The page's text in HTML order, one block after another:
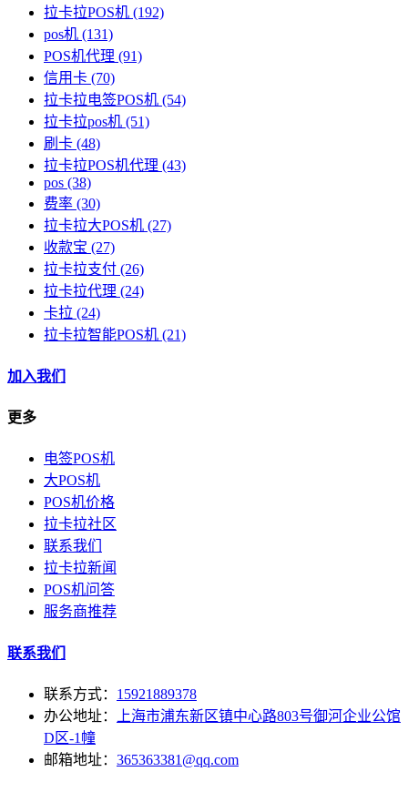
拉卡拉POS机 (192)
pos机 (131)
POS机代理 (91)
信用卡 (70)
拉卡拉电签POS机 (54)
拉卡拉pos机 (51)
刷卡 (48)
拉卡拉POS机代理 (43)
pos (38)
费率 (30)
拉卡拉大POS机 (27)
收款宝 (27)
拉卡拉支付 (26)
拉卡拉代理 (24)
卡拉 (24)
拉卡拉智能POS机 (21)
加入我们
更多
电签POS机
大POS机
POS机价格
拉卡拉社区
联系我们
拉卡拉新闻
POS机问答
服务商推荐
联系我们
联系方式： 15921889378
办公地址：
上海市浦东新区镇中心路803号御河企业公馆
D区-1幢
邮箱地址： 365363381@qq.com